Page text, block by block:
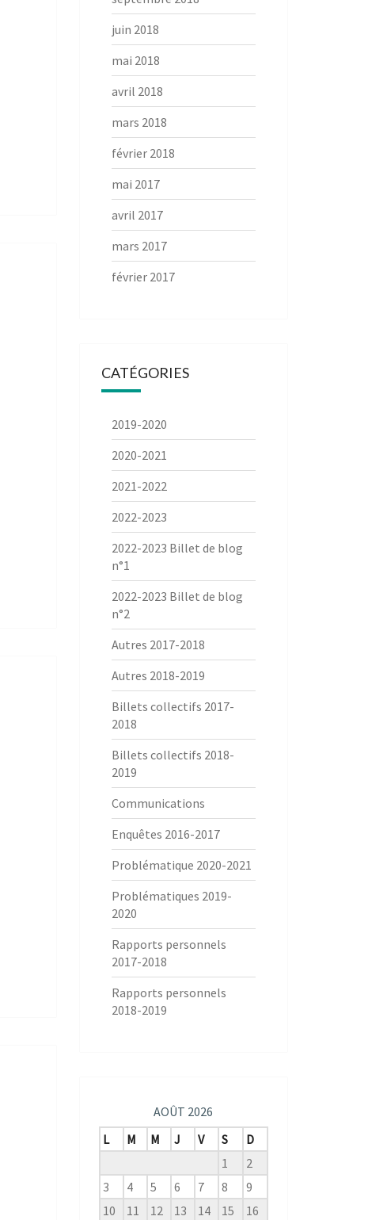
juin 2018
mai 2018
avril 2018
mars 2018
février 2018
mai 2017
avril 2017
mars 2017
février 2017
CATÉGORIES
2019-2020
2020-2021
2021-2022
2022-2023
2022-2023 Billet de blog
n°1
2022-2023 Billet de blog
n°2
Autres 2017-2018
Autres 2018-2019
Billets collectifs 2017-
2018
Billets collectifs 2018-
2019
Communications
Enquêtes 2016-2017
Problématique 2020-2021
Problématiques 2019-
2020
Rapports personnels
2017-2018
Rapports personnels
2018-2019
AOÛT 2026
L
M M J V S
D
1
2
3
4 5 6 7 8
9
10
11 12 13 14 15 16